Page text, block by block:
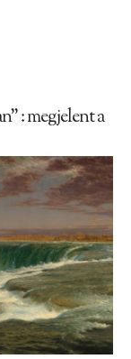
: megjelent a